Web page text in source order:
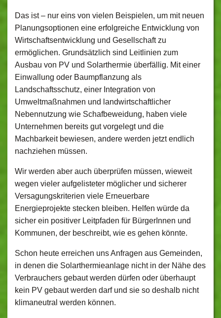
Das ist – nur eins von vielen Beispielen, um mit neuen
Planungsoptionen eine erfolgreiche Entwicklung von
Wirtschaftsentwicklung und Gesellschaft zu
ermöglichen. Grundsätzlich sind Leitlinien zum
Ausbau von PV und Solarthermie überfällig. Mit einer
Einwallung oder Baumpflanzung als
Landschaftsschutz, einer Integration von
Umweltmaßnahmen und landwirtschaftlicher
Nebennutzung wie Schafbeweidung, haben viele
Unternehmen bereits gut vorgelegt und die
Machbarkeit bewiesen, andere werden jetzt endlich
nachziehen müssen.
Wir werden aber auch überprüfen müssen, wieweit
wegen vieler aufgelisteter möglicher und sicherer
Versagungskriterien viele Erneuerbare
Energieprojekte stecken bleiben. Helfen würde da
sicher ein positiver Leitpfaden für BürgerInnen und
Kommunen, der beschreibt, wie es gehen könnte.
Schon heute erreichen uns Anfragen aus Gemeinden,
in denen die Solarthermieanlage nicht in der Nähe des
Verbrauchers gebaut werden dürfen oder überhaupt
kein PV gebaut werden darf und sie so deshalb nicht
klimaneutral werden können.